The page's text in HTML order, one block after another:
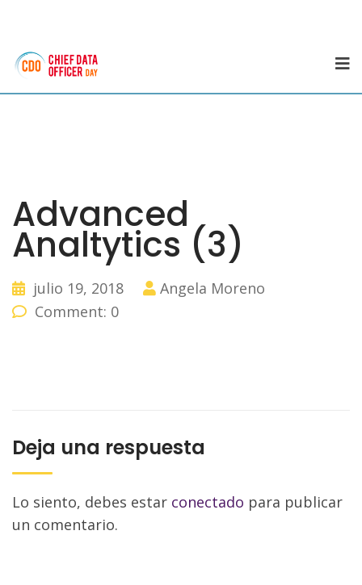
Advanced
Analtytics (3)
julio 19, 2018
Angela Moreno
Comment: 0
Deja una respuesta
Lo siento, debes estar conectado para publicar
un comentario.